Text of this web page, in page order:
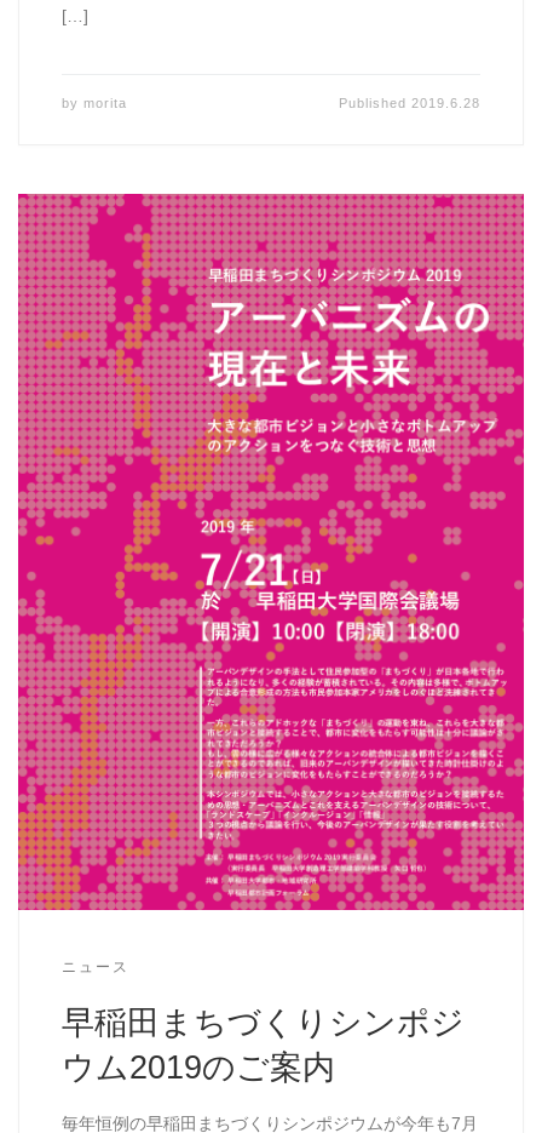
[…]
by morita Published 2019.6.28
ニュース
早稲田まちづくりシンポジ
ウム2019のご案内
毎年恒例の早稲田まちづくりシンポジウムが今年も7月